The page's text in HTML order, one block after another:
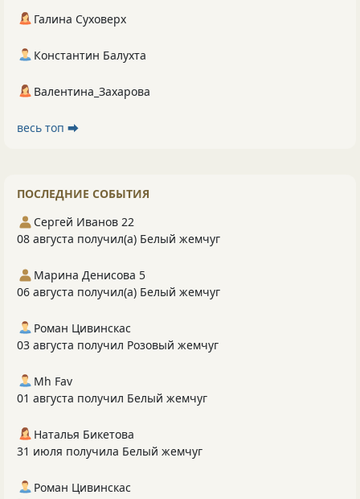
Галина Суховерх
Константин Балухта
Валентина_Захарова
весь топ ⮕
ПОСЛЕДНИЕ СОБЫТИЯ
Сергей Иванов 22
08 августа получил(а) Белый жемчуг
Марина Денисова 5
06 августа получил(а) Белый жемчуг
Роман Цивинскас
03 августа получил Розовый жемчуг
Mh Fav
01 августа получил Белый жемчуг
Наталья Бикетова
31 июля получила Белый жемчуг
Роман Цивинскас